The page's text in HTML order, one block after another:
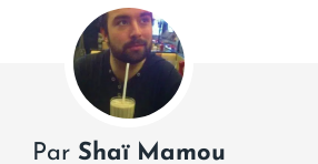
Par Shaï Mamou